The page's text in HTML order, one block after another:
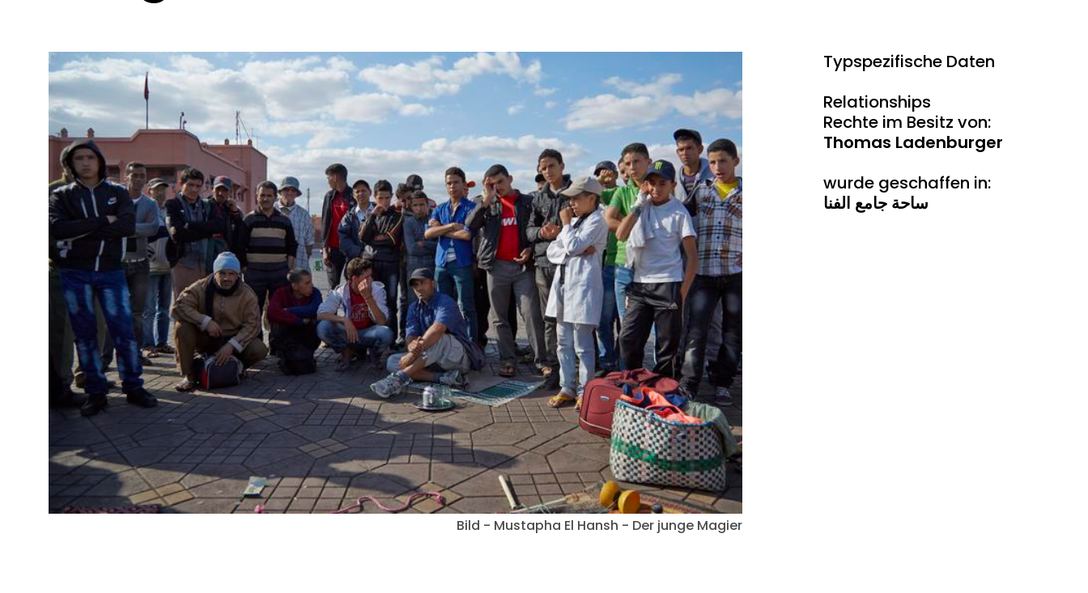
Bild - Mustapha El Hansh - Der junge Magier
Typspezifische Daten
Relationships
Rechte im Besitz von:
Thomas Ladenburger
wurde geschaffen in:
ساحة جامع الفنا